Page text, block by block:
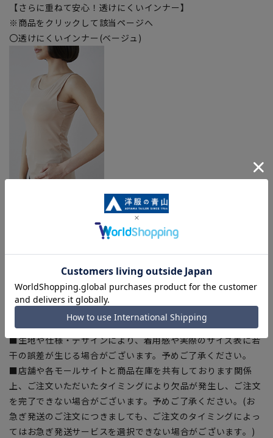
【さらに重ねて安心！透けにくいインナー】
※商品をクリックして該当ページへ
〇透けにくいインナー(ベージュ)
※当該商品は在庫切れの場合がございます。
【商品に関するご注意】
■サイズスペックは仕上がりサイズを記載しております。
■ブラウザやお使いのモニター環境、室内外等の撮影時の環境
下での光加減により、実際の商品と掲載画像の色味が異なる場
合がございます。
■生地や仕様・デザインにより、着用感や実際のサイズ表に若
干の誤差が生じる場合がございます。予めご了承ください。
■店舗や各モールサイトと商品在庫を共有しております関係
上、ご注文いただいたタイミングにより欠品が発生し、ご注文
を完了できない場合がございます。予めご了承ください。(お
急ぎ発送のご注文につきましても、ご注文のタイミングによっ
てはお急ぎ発送サービスを選択できない場合がございます。)